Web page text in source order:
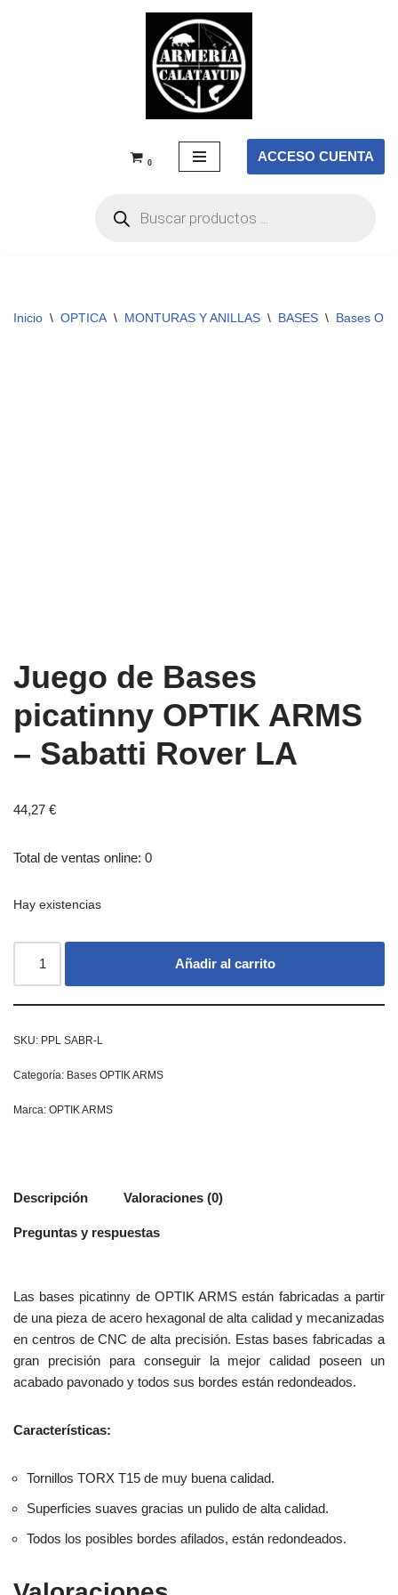
0 ACCESO CUENTA
Inicio \ OPTICA \ MONTURAS Y ANILLAS \ BASES \ Bases
Juego de Bases
picatinny OPTIK ARMS
– Sabatti Rover LA
44,27 €
Total de ventas online: 0
Hay existencias
Añadir al carrito
SKU: PPL SABR-L
Categoría: Bases OPTIK ARMS
Marca: OPTIK ARMS
Descripción Valoraciones (0)
Preguntas y respuestas
Las bases picatinny de OPTIK ARMS están fabricadas a partir
de una pieza de acero hexagonal de alta calidad y mecanizadas
en centros de CNC de alta precisión. Estas bases fabricadas a
gran precisión para conseguir la mejor calidad poseen un
acabado pavonado y todos sus bordes están redondeados.
Características:
Tornillos TORX T15 de muy buena calidad.
Superficies suaves gracias un pulido de alta calidad.
Todos los posibles bordes afilados, están redondeados.